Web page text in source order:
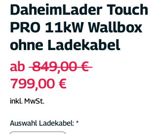
DaheimLader Touch
PRO 11kW Wallbox
ohne Ladekabel
ab 849,00 €
799,00 €
inkl. MwSt.
Auswahl Ladekabel: *